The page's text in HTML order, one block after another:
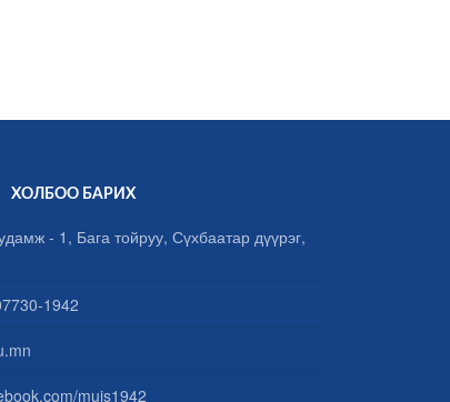
ХОЛБОО БАРИХ
- 1, Бага тойруу, Сүхбаатар дүүрэг,
1942
muis1942